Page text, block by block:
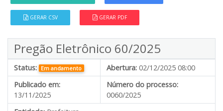
GERAR CSV GERAR PDF
Pregão Eletrônico 60/2025
Status: Em andamento Abertura: 02/12/2025 08:00
Publicado em:
13/11/2025
Número do processo:
0060/2025